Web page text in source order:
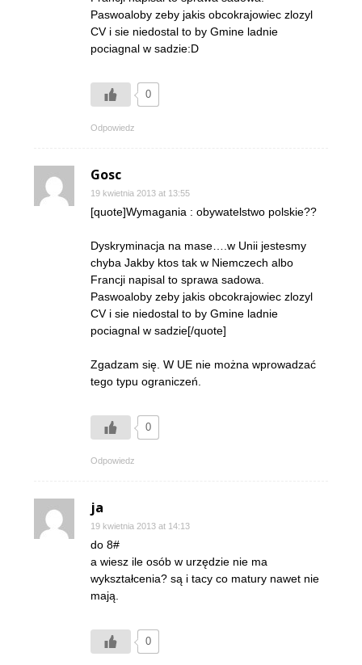
Paswoaloby zeby jakis obcokrajowiec zlozyl
CV i sie niedostal to by Gmine ladnie
pociagnal w sadzie:D
0
Odpowiedz
Gosc
19 kwietnia 2013 at 13:55
[quote]Wymagania : obywatelstwo polskie??
Dyskryminacja na mase….w Unii jestesmy
chyba Jakby ktos tak w Niemczech albo
Francji napisal to sprawa sadowa.
Paswoaloby zeby jakis obcokrajowiec zlozyl
CV i sie niedostal to by Gmine ladnie
pociagnal w sadzie[/quote]
Zgadzam się. W UE nie można wprowadzać
tego typu ograniczeń.
0
Odpowiedz
ja
19 kwietnia 2013 at 14:13
do 8#
a wiesz ile osób w urzędzie nie ma
wykształcenia? są i tacy co matury nawet nie
mają.
0